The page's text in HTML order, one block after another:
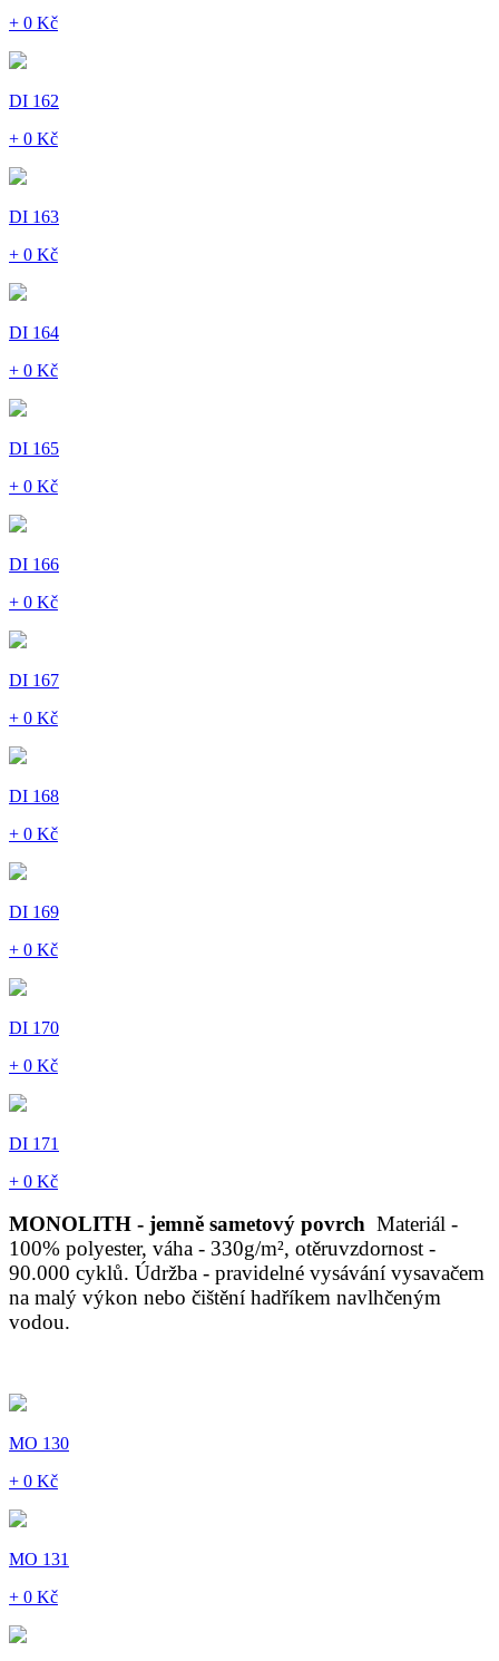
+ 0 Kč
DI 162
+ 0 Kč
DI 163
+ 0 Kč
DI 164
+ 0 Kč
DI 165
+ 0 Kč
DI 166
+ 0 Kč
DI 167
+ 0 Kč
DI 168
+ 0 Kč
DI 169
+ 0 Kč
DI 170
+ 0 Kč
DI 171
+ 0 Kč
MONOLITH - jemně sametový povrch Materiál -
100% polyester, váha - 330g/m², otěruvzdornost -
90.000 cyklů. Údržba - pravidelné vysávání vysavačem
na malý výkon nebo čištění hadříkem navlhčeným
vodou.
MO 130
+ 0 Kč
MO 131
+ 0 Kč